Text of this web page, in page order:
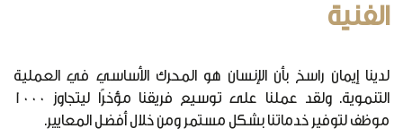
الفنية
لدينا إيمان راسخ بأن الإنسان هو المحرك الأساسي في العملية
التنموية. ولقد عملنا على توسيع فريقنا مؤخرًا ليتجاوز 1000
موظف لتوفير خدماتنا بشكل مستمر ومن خلال أفضل المعايير.